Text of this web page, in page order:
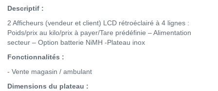
Descriptif :
2 Afficheurs (vendeur et client) LCD rétroéclairé à 4 lignes :
Poids/prix au kilo/prix à payer/Tare prédéfinie – Alimentation
secteur – Option batterie NiMH -Plateau inox
Fonctionnalités :
- Vente magasin / ambulant
Dimensions du plateau :